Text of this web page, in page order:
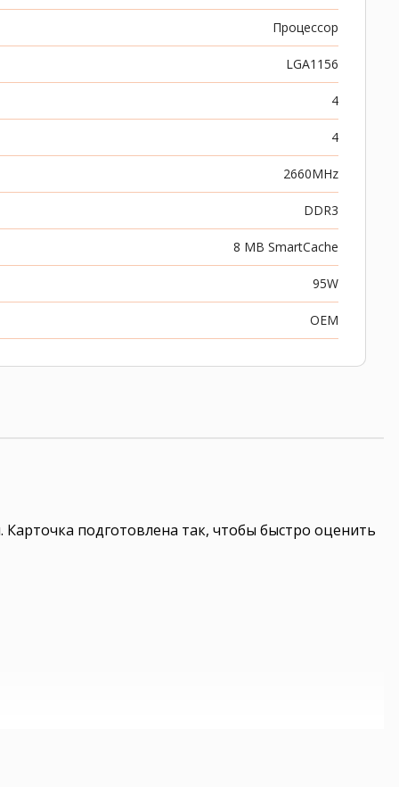
Процессор
LGA1156
4
4
2660MHz
DDR3
8 MB SmartCache
95W
OEM
подготовлена так, чтобы быстро оценить